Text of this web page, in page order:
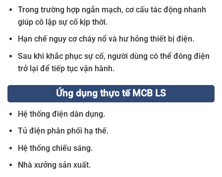
Trong trường hợp ngắn mạch, cơ cấu tác động nhanh
giúp cô lập sự cố kịp thời.
Hạn chế nguy cơ cháy nổ và hư hỏng thiết bị điện.
Sau khi khắc phục sự cố, người dùng có thể đóng điện
trở lại để tiếp tục vận hành.
Ứng dụng thực tế MCB LS
Hệ thống điện dân dụng.
Tủ điện phân phối hạ thế.
Hệ thống chiếu sáng.
Nhà xưởng sản xuất.